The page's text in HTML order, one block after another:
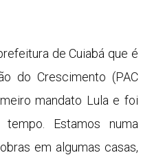
de Cuiabá que é
do Crescimento (PAC
mandato Lula e foi
Estamos numa
em algumas casas,